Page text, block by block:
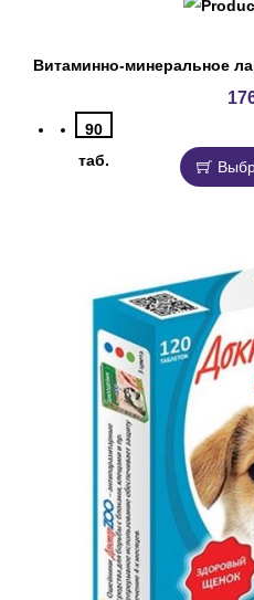
90
таб.